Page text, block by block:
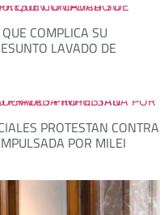
COMPLICA SU
LAVADO DE
PROTESTAN CONTRA
POR MILEI